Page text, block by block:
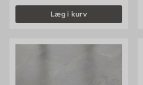
Læg i kurv